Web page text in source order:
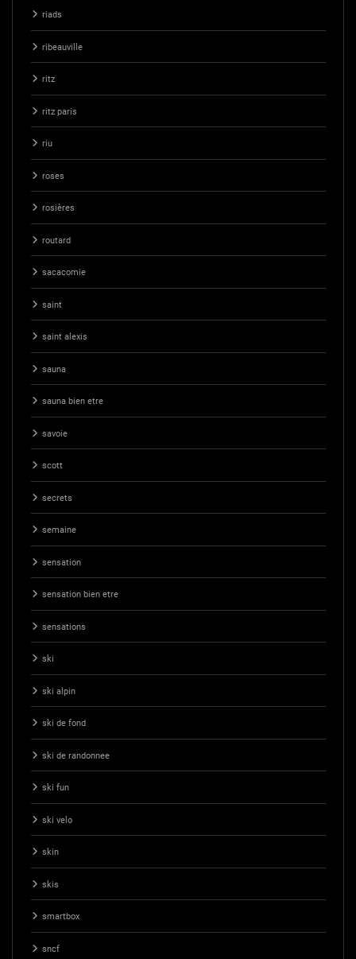
riads
ribeauville
ritz
ritz paris
riu
roses
rosières
routard
sacacomie
saint
saint alexis
sauna
sauna bien etre
savoie
scott
secrets
semaine
sensation
sensation bien etre
sensations
ski
ski alpin
ski de fond
ski de randonnee
ski fun
ski velo
skin
skis
smartbox
sncf